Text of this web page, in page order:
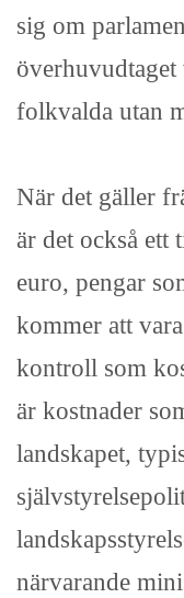
sig om
överhuvudtaget
folkvalda utan
När det gäller
är det också ett
euro, pengar
kommer att
kontroll som
är kostnader
landskapet,
närvarande